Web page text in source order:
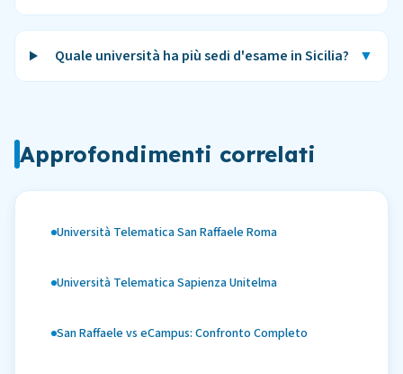
Quale università ha più sedi d'esame in Sicilia? ▼
Approfondimenti correlati
Università Telematica San Raffaele Roma
Università Telematica Sapienza Unitelma
San Raffaele vs eCampus: Confronto Completo